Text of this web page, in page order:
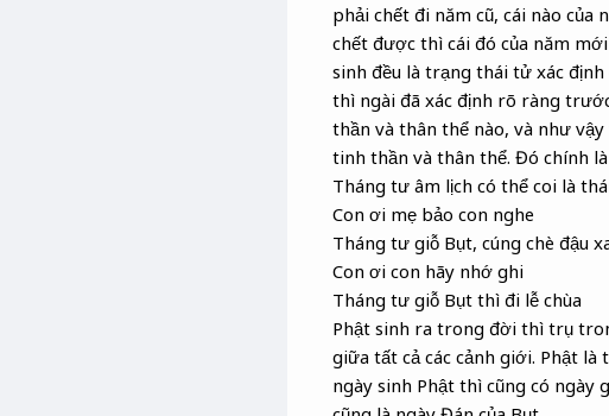
phải chết đi năm cũ, cái nào của
chết được thì cái đó của năm
sinh đều là trạng thái tử xác
thì ngài đã xác định rõ ràng
thần và thân thể nào, và như
tinh thần và thân thể. Đó chính
Tháng tư âm lịch có thể coi là
Con ơi mẹ bảo con nghe
Tháng tư giỗ Bụt, cúng chè đậu
Con ơi con hãy nhớ ghi
Tháng tư giỗ Bụt thì đi lễ chùa
Phật sinh ra trong đời thì trụ
giữa tất cả các cảnh giới. Phật
ngày sinh Phật thì cũng có ngày